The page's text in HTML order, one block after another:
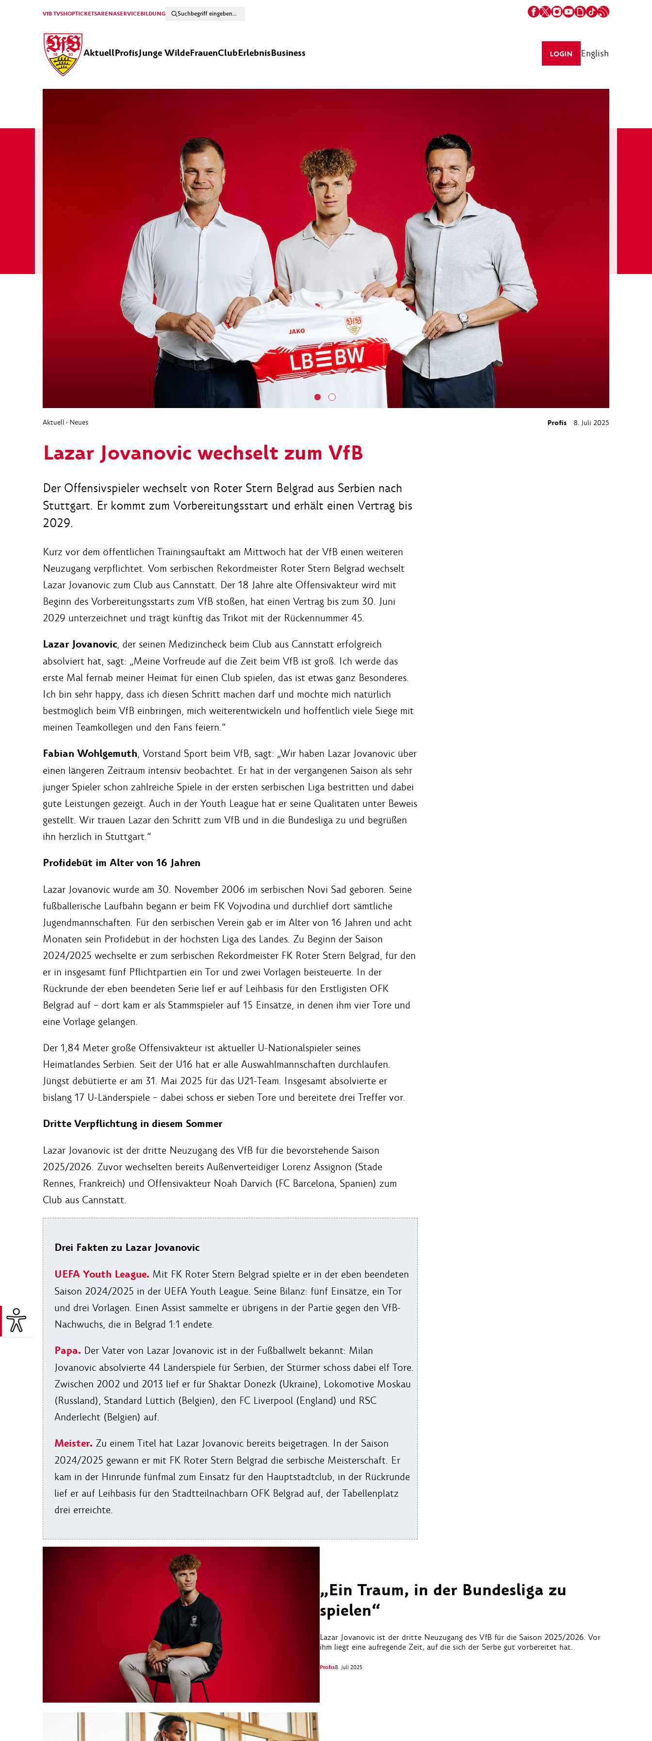
VfB TVSHOPTICKETSARENASERVICEBILDUNG
AktuellProfisJunge WildeFrauenClubErlebnisBusiness LOGIN English
Aktuell › Neues Profis 8. Juli 2025
Lazar Jovanovic wechselt zum VfB
Der Offensivspieler wechselt von Roter Stern Belgrad aus Serbien nach
Stuttgart. Er kommt zum Vorbereitungsstart und erhält einen Vertrag bis
2029.
Kurz vor dem öffentlichen Trainingsauftakt am Mittwoch hat der VfB einen weiteren
Neuzugang verpflichtet. Vom serbischen Rekordmeister Roter Stern Belgrad wechselt
Lazar Jovanovic zum Club aus Cannstatt. Der 18 Jahre alte Offensivakteur wird mit
Beginn des Vorbereitungsstarts zum VfB stoßen, hat einen Vertrag bis zum 30. Juni
2029 unterzeichnet und trägt künftig das Trikot mit der Rückennummer 45.
Lazar Jovanovic, der seinen Medizincheck beim Club aus Cannstatt erfolgreich
absolviert hat, sagt: „Meine Vorfreude auf die Zeit beim VfB ist groß. Ich werde das
erste Mal fernab meiner Heimat für einen Club spielen, das ist etwas ganz Besonderes.
Ich bin sehr happy, dass ich diesen Schritt machen darf und möchte mich natürlich
bestmöglich beim VfB einbringen, mich weiterentwickeln und hoffentlich viele Siege mit
meinen Teamkollegen und den Fans feiern.“
Fabian Wohlgemuth, Vorstand Sport beim VfB, sagt: „Wir haben Lazar Jovanovic über
einen längeren Zeitraum intensiv beobachtet. Er hat in der vergangenen Saison als sehr
junger Spieler schon zahlreiche Spiele in der ersten serbischen Liga bestritten und dabei
gute Leistungen gezeigt. Auch in der Youth League hat er seine Qualitäten unter Beweis
gestellt. Wir trauen Lazar den Schritt zum VfB und in die Bundesliga zu und begrüßen
ihn herzlich in Stuttgart.“
Profidebüt im Alter von 16 Jahren
Lazar Jovanovic wurde am 30. November 2006 im serbischen Novi Sad geboren. Seine
fußballerische Laufbahn begann er beim FK Vojvodina und durchlief dort sämtliche
Jugendmannschaften. Für den serbischen Verein gab er im Alter von 16 Jahren und acht
Monaten sein Profidebüt in der höchsten Liga des Landes. Zu Beginn der Saison
2024/2025 wechselte er zum serbischen Rekordmeister FK Roter Stern Belgrad, für den
er in insgesamt fünf Pflichtpartien ein Tor und zwei Vorlagen beisteuerte. In der
Rückrunde der eben beendeten Serie lief er auf Leihbasis für den Erstligisten OFK
Belgrad auf – dort kam er als Stammspieler auf 15 Einsätze, in denen ihm vier Tore und
eine Vorlage gelangen.
Der 1,84 Meter große Offensivakteur ist aktueller U-Nationalspieler seines
Heimatlandes Serbien. Seit der U16 hat er alle Auswahlmannschaften durchlaufen.
Jüngst debütierte er am 31. Mai 2025 für das U21-Team. Insgesamt absolvierte er
bislang 17 U-Länderspiele – dabei schoss er sieben Tore und bereitete drei Treffer vor.
Dritte Verpflichtung in diesem Sommer
Lazar Jovanovic ist der dritte Neuzugang des VfB für die bevorstehende Saison
2025/2026. Zuvor wechselten bereits Außenverteidiger Lorenz Assignon (Stade
Rennes, Frankreich) und Offensivakteur Noah Darvich (FC Barcelona, Spanien) zum
Club aus Cannstatt.
Drei Fakten zu Lazar Jovanovic
UEFA Youth League. Mit FK Roter Stern Belgrad spielte er in der eben beendeten
Saison 2024/2025 in der UEFA Youth League. Seine Bilanz: fünf Einsätze, ein Tor
und drei Vorlagen. Einen Assist sammelte er übrigens in der Partie gegen den VfB-
Nachwuchs, die in Belgrad 1:1 endete.
Papa. Der Vater von Lazar Jovanovic ist in der Fußballwelt bekannt: Milan
Jovanovic absolvierte 44 Länderspiele für Serbien, der Stürmer schoss dabei elf Tore.
Zwischen 2002 und 2013 lief er für Shaktar Donezk (Ukraine), Lokomotive Moskau
(Russland), Standard Lüttich (Belgien), den FC Liverpool (England) und RSC
Anderlecht (Belgien) auf.
Meister. Zu einem Titel hat Lazar Jovanovic bereits beigetragen. In der Saison
2024/2025 gewann er mit FK Roter Stern Belgrad die serbische Meisterschaft. Er
kam in der Hinrunde fünfmal zum Einsatz für den Hauptstadtclub, in der Rückrunde
lief er auf Leihbasis für den Stadtteilnachbarn OFK Belgrad auf, der Tabellenplatz
drei erreichte.
„Ein Traum, in der Bundesliga zu
spielen“
Lazar Jovanovic ist der dritte Neuzugang des VfB für die Saison 2025/2026. Vor
ihm liegt eine aufregende Zeit, auf die sich der Serbe gut vorbereitet hat.
Profis8. Juli 2025